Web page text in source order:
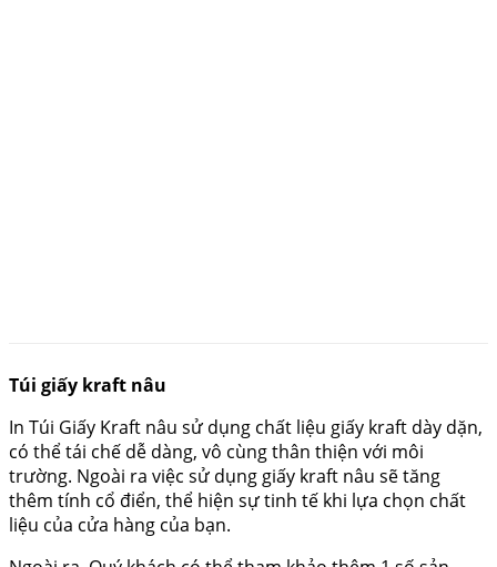
Túi giấy kraft nâu
In Túi Giấy Kraft nâu sử dụng chất liệu giấy kraft dày dặn,
có thể tái chế dễ dàng, vô cùng thân thiện với môi
trường. Ngoài ra việc sử dụng giấy kraft nâu sẽ tăng
thêm tính cổ điển, thể hiện sự tinh tế khi lựa chọn chất
liệu của cửa hàng của bạn.